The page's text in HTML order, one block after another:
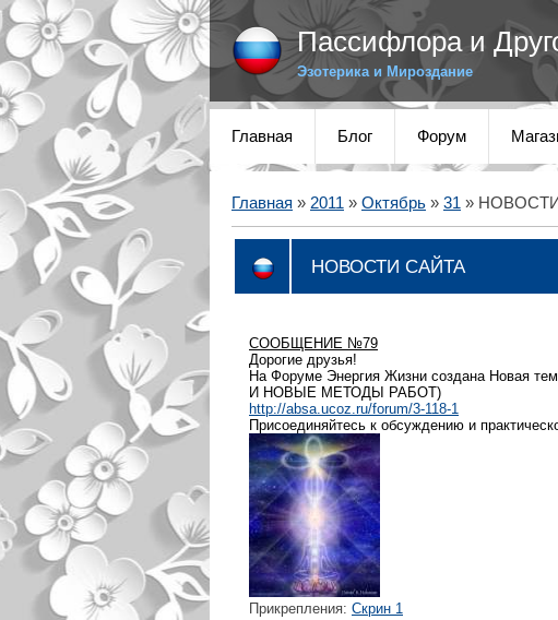
Пассифлора и
Эзотерика и Мироздание
Главная Блог Форум
Главная » 2011 » Октябрь » 31 »
НОВОСТИ САЙТА
СООБЩЕНИЕ №79
Дорогие друзья!
На Форуме Энергия Жизни создана Новая
И НОВЫЕ МЕТОДЫ РАБОТ)
http://absa.ucoz.ru/forum/3-118-1
Присоединяйтесь к обсуждению и
Прикрепления: Скрин 1